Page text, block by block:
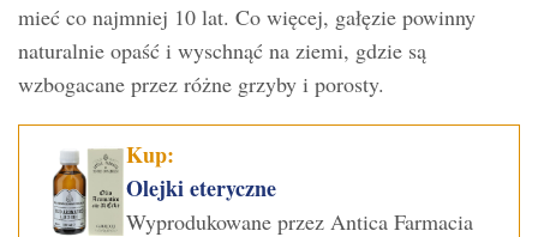
mieć co najmniej 10 lat. Co więcej, gałęzie powinny
naturalnie opaść i wyschnąć na ziemi, gdzie są
wzbogacane przez różne grzyby i porosty.
Kup:
Olejki eteryczne
Wyprodukowane przez Antica Farmacia